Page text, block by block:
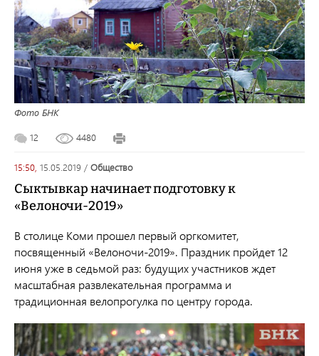
Фото БНК
12 4480
15:50, 15.05.2019 / общество
Сыктывкар начинает подготовку к
«Велоночи-2019»
В столице Коми прошел первый оргкомитет,
посвященный «Велоночи-2019». Праздник пройдет 12
июня уже в седьмой раз: будущих участников ждет
масштабная развлекательная программа и
традиционная велопрогулка по центру города.